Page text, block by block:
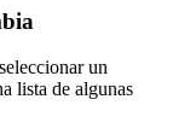
un
lista de algunas